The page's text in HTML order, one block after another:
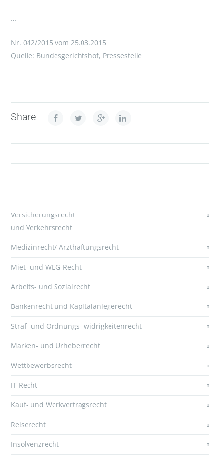
…
Nr. 042/2015 vom 25.03.2015
Quelle: Bundesgerichtshof, Pressestelle
Share
Versicherungsrecht
und Verkehrsrecht
Medizinrecht/ Arzthaftungsrecht
Miet- und WEG-Recht
Arbeits- und Sozialrecht
Bankenrecht und Kapitalanlegerecht
Straf- und Ordnungs- widrigkeitenrecht
Marken- und Urheberrecht
Wettbewerbsrecht
IT Recht
Kauf- und Werkvertragsrecht
Reiserecht
Insolvenzrecht